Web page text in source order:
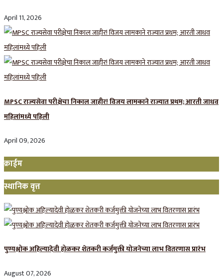
April 11, 2026
MPSC राज्यसेवा परीक्षेचा निकाल जाहीर! विजय लामकाने राज्यात प्रथम; आरती जाधव
महिलांमध्ये पहिली
April 09, 2026
क्राईम
स्थानिक वृत्त
पुण्यश्लोक अहिल्यादेवी होळकर शेतकरी कर्जमुक्ती योजनेच्या लाभ वितरणास प्रारंभ
August 07, 2026